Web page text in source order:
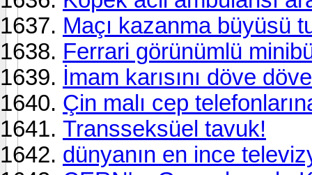
Maçı kazanma büyüsü
Ferrari görünümlü
İmam karısını döve
Çin malı cep
Transseksüel tavuk!
dünyanın en ince